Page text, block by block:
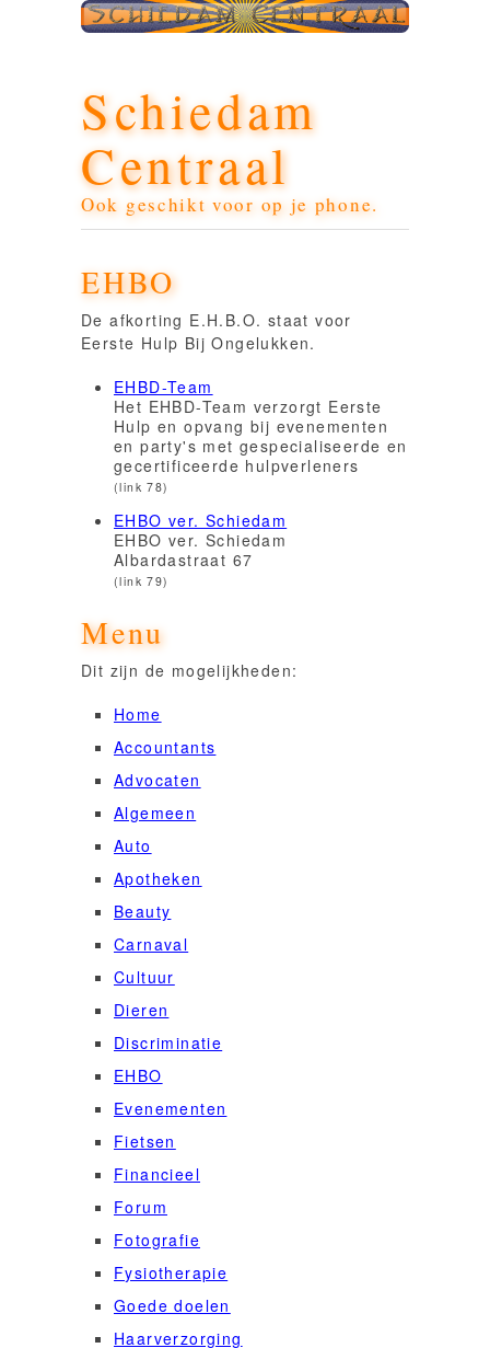
Schiedam
Centraal
Ook geschikt voor op je phone.
EHBO
De afkorting E.H.B.O. staat voor
Eerste Hulp Bij Ongelukken.
EHBD-Team
Het EHBD-Team verzorgt Eerste
Hulp en opvang bij evenementen
en party's met gespecialiseerde en
gecertificeerde hulpverleners
(link 78)
EHBO ver. Schiedam
EHBO ver. Schiedam
Albardastraat 67
(link 79)
Menu
Dit zijn de mogelijkheden:
Home
Accountants
Advocaten
Algemeen
Auto
Apotheken
Beauty
Carnaval
Cultuur
Dieren
Discriminatie
EHBO
Evenementen
Fietsen
Financieel
Forum
Fotografie
Fysiotherapie
Goede doelen
Haarverzorging